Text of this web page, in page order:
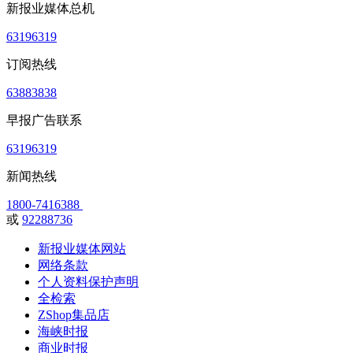
新报业媒体总机
63196319
订阅热线
63883838
早报广告联系
63196319
新闻热线
1800-7416388
或 92288736
新报业媒体网站
网络条款
个人资料保护声明
全检索
ZShop集品店
海峡时报
商业时报